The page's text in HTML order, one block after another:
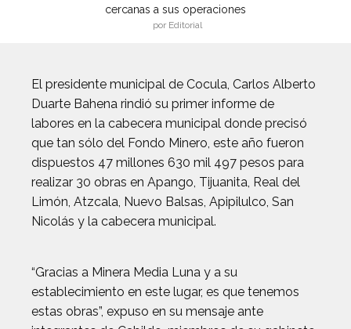
cercanas a sus operaciones
por Editorial
El presidente municipal de Cocula, Carlos Alberto
Duarte Bahena rindió su primer informe de
labores en la cabecera municipal donde precisó
que tan sólo del Fondo Minero, este año fueron
dispuestos 47 millones 630 mil 497 pesos para
realizar 30 obras en Apango, Tijuanita, Real del
Limón, Atzcala, Nuevo Balsas, Apipilulco, San
Nicolás y la cabecera municipal.
“Gracias a Minera Media Luna y a su
establecimiento en este lugar, es que tenemos
estas obras”, expuso en su mensaje ante